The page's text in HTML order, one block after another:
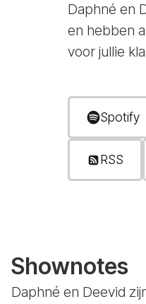
Daphné en
en hebben
voor jullie
Spotify
RSS
Shownotes
Daphné en Deevid